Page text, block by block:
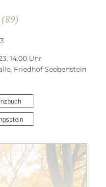
14.00 Uhr
Friedhof Seebenstein